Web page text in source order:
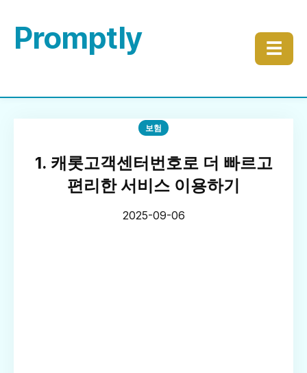
Promptly ☰
보험
1. 캐롯고객센터번호로 더 빠르고
편리한 서비스 이용하기
2025-09-06